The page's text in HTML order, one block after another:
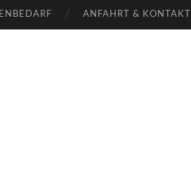
ANFAHRT & KONTAKT